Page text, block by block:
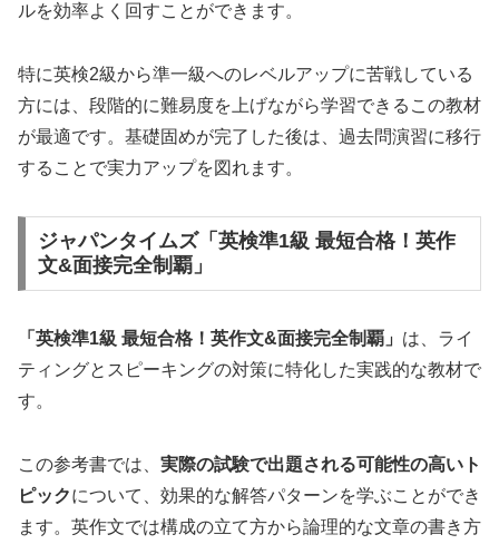
ルを効率よく回すことができます。
特に英検2級から準一級へのレベルアップに苦戦している
方には、段階的に難易度を上げながら学習できるこの教材
が最適です。基礎固めが完了した後は、過去問演習に移行
することで実力アップを図れます。
ジャパンタイムズ「英検準1級 最短合格！英作
文&面接完全制覇」
「英検準1級 最短合格！英作文&面接完全制覇」 は、ライ
ティングとスピーキングの対策に特化した実践的な教材で
す。
この参考書では、 実際の試験で出題される可能性の高いト
ピックについて、効果的な解答パターンを学ぶことができ
ます。英作文では構成の立て方から論理的な文章の書き方